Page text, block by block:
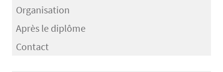
Organisation
Après le diplôme
Contact